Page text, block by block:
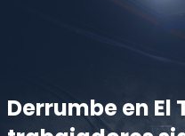
Derrumbe en El